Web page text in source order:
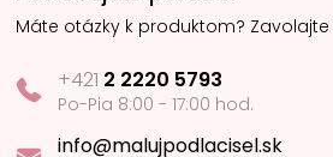
Máte otázky k produktom? Zavolajte
+421 2 2220 5793
Po-Pia 8:00 - 17:00 hod.
info@malujpodlacisel.sk